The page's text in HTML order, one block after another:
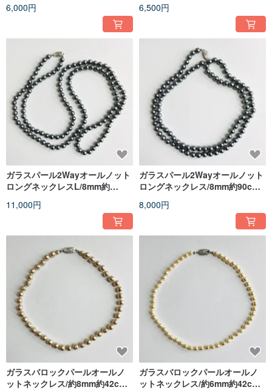
6,000円
ー/made in japan
6,500円
ガラスパール2Wayオールノット
ロングネックレスL/8mm約
ル/made in japan
11,000円
ガラスパール2Wayオールノット
ロングネックレス/8mm約90cm/
japan
8,000円
ガラスバロックパールオールノ
ットネックレス/約8mm約42cm/
ガラスバロックパールオールノ
ットネックレス/約6mm約42cm/